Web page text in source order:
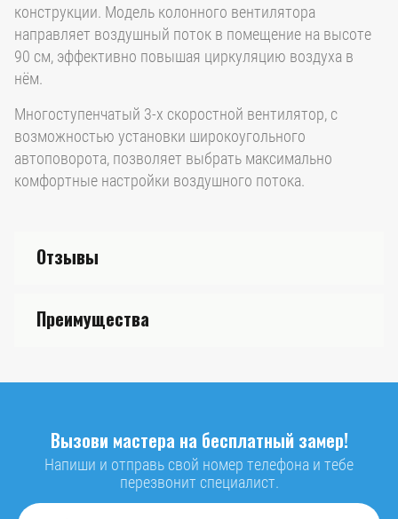
конструкции. Модель колонного вентилятора
направляет воздушный поток в помещение на высоте
90 см, эффективно повышая циркуляцию воздуха в
нём.
Многоступенчатый 3-х скоростной вентилятор, с
возможностью установки широкоугольного
автоповорота, позволяет выбрать максимально
комфортные настройки воздушного потока.
Отзывы
Преимущества
Вызови мастера на бесплатный замер!
Напиши и отправь свой номер телефона и тебе
перезвонит специалист.